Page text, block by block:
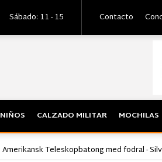
Sábado: 11 - 15 Contacto
NIÑOS CALZADO MILITAR MOCHILAS
Amerikansk Teleskopbatong med fodral -